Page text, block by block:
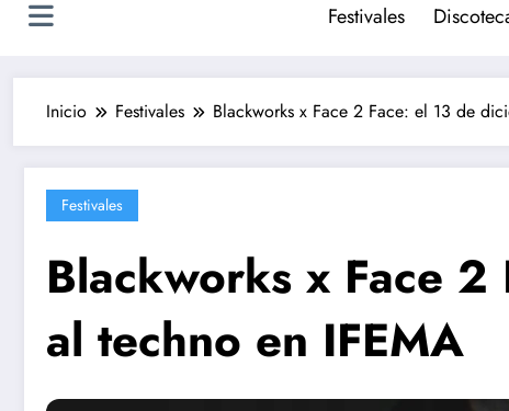
Festivales
Inicio Festivales Blackworks x Face 2 Face: el 13 de
Festivales
Blackworks x Face
al techno en IFEMA